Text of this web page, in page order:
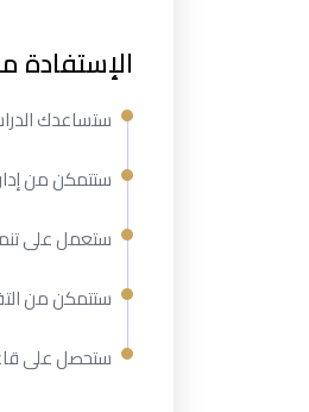
الإستفادة
ستساعدك
ستتمكن من
ستعمل على
ستتمكن من
ستحصل على